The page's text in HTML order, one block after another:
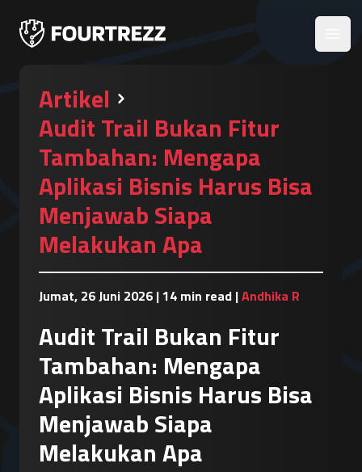
Artikel
Audit Trail Bukan Fitur
Tambahan: Mengapa
Aplikasi Bisnis Harus Bisa
Menjawab Siapa
Melakukan Apa
Jumat, 26 Juni 2026 | 14 min read |Andhika R
Audit Trail Bukan Fitur
Tambahan: Mengapa
Aplikasi Bisnis Harus Bisa
Menjawab Siapa
Melakukan Apa